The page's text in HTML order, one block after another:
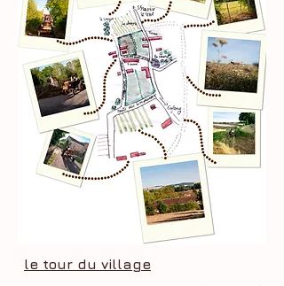
le tour du village